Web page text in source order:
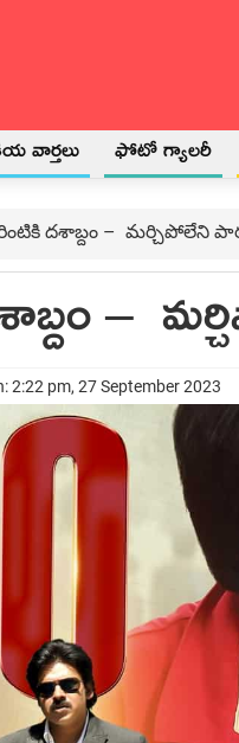
వార్తలు ఫోటో గ్యాలరీ
దశాబ్దం – మర్చిపోలేని
–
2:22 pm, 27 September 2023